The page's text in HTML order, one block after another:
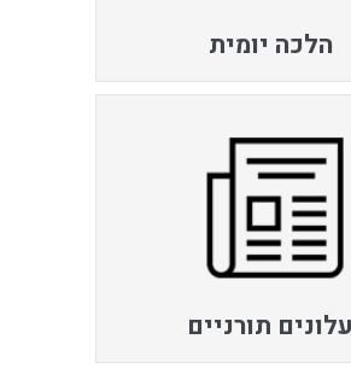
הלכה יומית
עלונים תורניים